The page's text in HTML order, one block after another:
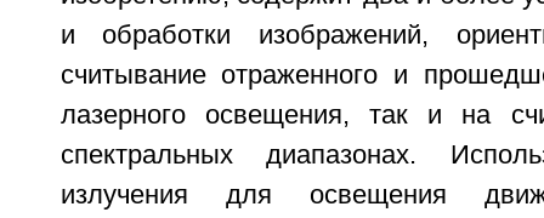
и обработки изображений,
считывание отраженного и
лазерного освещения, так и на
спектральных диапазонах.
излучения для освещения